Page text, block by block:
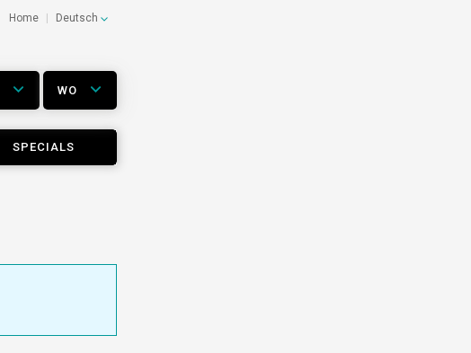
Home Deutsch
WO
SPECIALS